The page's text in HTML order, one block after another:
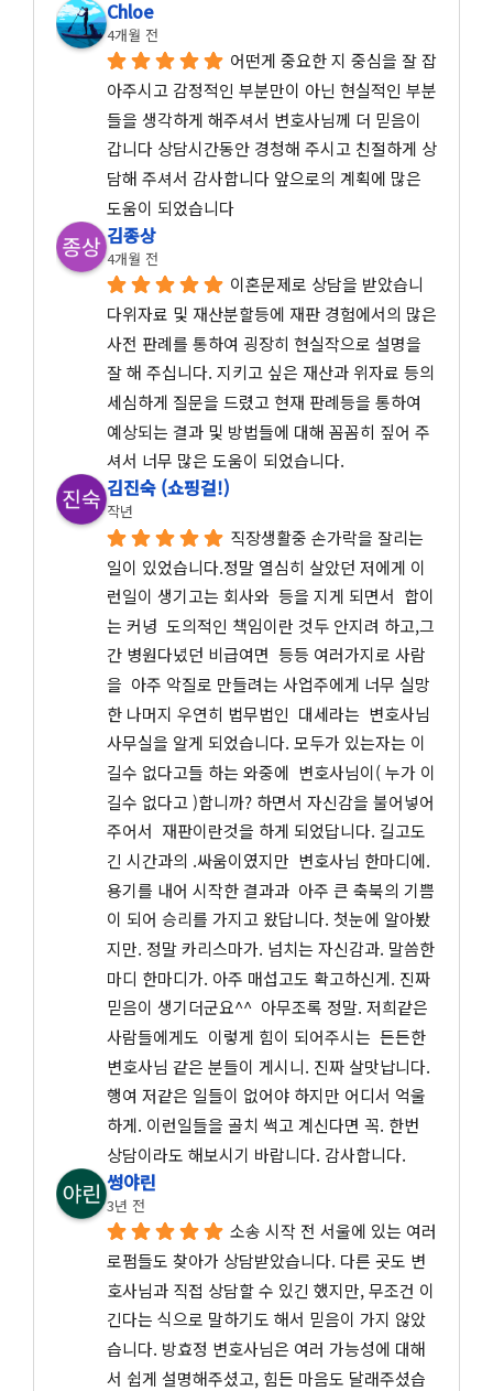
Chloe
4개월 전
어떤게 중요한 지 중심을 잘 잡
아주시고 감정적인 부분만이 아닌 현실적인 부분
들을 생각하게 해주셔서 변호사님께 더 믿음이
갑니다 상담시간동안 경청해 주시고 친절하게 상
담해 주셔서 감사합니다 앞으로의 계획에 많은
도움이 되었습니다
김종상
4개월 전
이혼문제로 상담을 받았습니
다위자료 및 재산분할등에 재판 경험에서의 많은
사전 판례를 통하여 굉장히 현실작으로 설명을
잘 해 주십니다. 지키고 싶은 재산과 위자료 등의
세심하게 질문을 드렸고 현재 판례등을 통하여
예상되는 결과 및 방법들에 대해 꼼꼼히 짚어 주
셔서 너무 많은 도움이 되었습니다.
김진숙 (쇼핑걸!)
작년
직장생활중 손가락을 잘리는
일이 있었습니다.정말 열심히 살았던 저에게 이
런일이 생기고는 회사와  등을 지게 되면서  합이
는 커녕  도의적인 책임이란 것두 안지려 하고,그
간 병원다녔던 비급여면  등등 여러가지로 사람
을  아주 악질로 만들려는 사업주에게 너무 실망
한 나머지 우연히 법무법인  대세라는  변호사님
사무실을 알게 되었습니다. 모두가 있는자는 이
길수 없다고들 하는 와중에  변호사님이( 누가 이
길수 없다고 )합니까? 하면서 자신감을 불어넣어
주어서  재판이란것을 하게 되었답니다. 길고도
긴 시간과의 .싸움이였지만  변호사님 한마디에.
용기를 내어 시작한 결과과  아주 큰 축북의 기쁨
이 되어 승리를 가지고 왔답니다. 첫눈에 알아봤
지만. 정말 카리스마가. 넘치는 자신감과. 말씀한
마디 한마디가. 아주 매섭고도 확고하신게. 진짜
믿음이 생기더군요^^  아무조록 정말. 저희같은
사람들에게도  이렇게 힘이 되어주시는  든든한
변호사님 같은 분들이 게시니. 진짜 살맛납니다.
행여 저같은 일들이 없어야 하지만 어디서 억울
하게. 이런일들을 골치 썩고 계신다면 꼭. 한번
상담이라도 해보시기 바랍니다. 감사합니다.
썽야린
3년 전
소송 시작 전 서울에 있는 여러
로펌들도 찾아가 상담받았습니다. 다른 곳도 변
호사님과 직접 상담할 수 있긴 했지만, 무조건 이
긴다는 식으로 말하기도 해서 믿음이 가지 않았
습니다. 방효정 변호사님은 여러 가능성에 대해
서 쉽게 설명해주셨고, 힘든 마음도 달래주셨습